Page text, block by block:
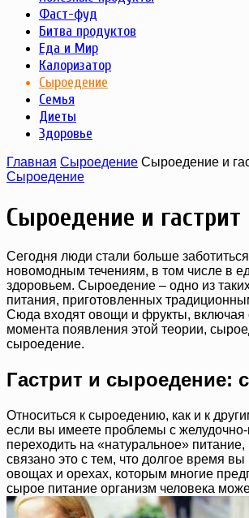
Фаст-фуд
Битва продуктов
Еда и Мир
Калоризатор
Сыроедение
Семья
Диеты
Здоровье
Главная Сыроедение Сыроедение и
Сыроедение
Сыроедение и гастрит
Сегодня люди стали больше
новомодным течениям, в том числе в
здоровьем. Сыроедение – одно из
питания, приготовленных
Сюда входят овощи и фрукты, включая
момента появления этой теории,
сыроедение.
Гастрит и сыроедение:
Относиться к сыроедению, как и к
если вы имеете проблемы с
переходить на «натуральное»
связано это с тем, что долгое время
овощах и орехах, которым многие
сырое питание организм человека